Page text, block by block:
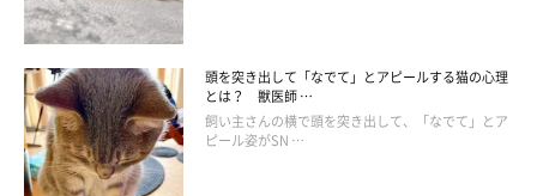
頭を突き出して「なでて」とアピールする猫の心理
とは？ 獣医師 …
飼い主さんの横で頭を突き出して、「なでて」とア
ピール姿がSN …